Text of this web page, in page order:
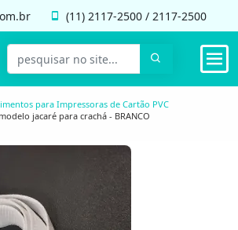
(11) 2117-2500 / 2117-2500
para Impressoras de Cartão PVC
jacaré para crachá - BRANCO